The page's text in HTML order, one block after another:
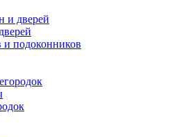
и дверей
и подоконников